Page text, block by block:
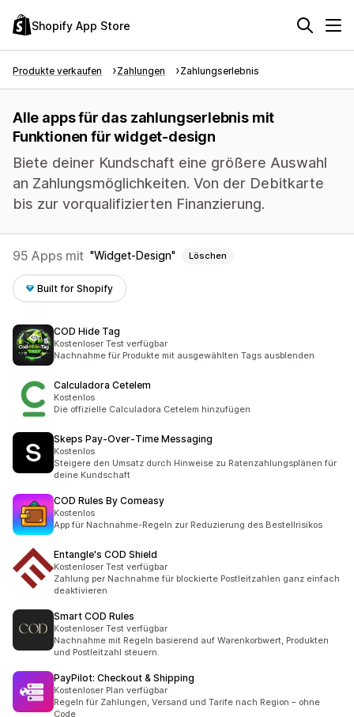
Shopify App Store
Produkte verkaufen Zahlungen Zahlungserlebnis
Alle apps für das zahlungserlebnis mit
Funktionen für widget-design
Biete deiner Kundschaft eine größere Auswahl
an Zahlungsmöglichkeiten. Von der Debitkarte
bis zur vorqualifizierten Finanzierung.
95 Apps mit Widget-Design Löschen
Built for Shopify
COD Hide Tag
Kostenloser Test verfügbar
Nachnahme für Produkte mit ausgewählten Tags ausblenden
Calculadora Cetelem
Kostenlos
Die offizielle Calculadora Cetelem hinzufügen
Skeps Pay‑Over‑Time Messaging
Kostenlos
Steigere den Umsatz durch Hinweise zu Ratenzahlungsplänen für
deine Kundschaft
COD Rules By Comeasy
Kostenlos
App für Nachnahme-Regeln zur Reduzierung des Bestellrisikos
Entangle's COD Shield
Kostenloser Test verfügbar
Zahlung per Nachnahme für blockierte Postleitzahlen ganz einfach
deaktivieren
Smart COD Rules
Kostenloser Test verfügbar
Nachnahme mit Regeln basierend auf Warenkorbwert, Produkten
und Postleitzahl steuern.
PayPilot: Checkout & Shipping
Kostenloser Plan verfügbar
Regeln für Zahlungen, Versand und Tarife nach Region – ohne
Code